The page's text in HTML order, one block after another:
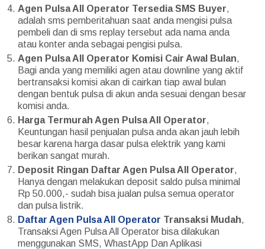
Agen Pulsa All Operator Tersedia SMS Buyer,
adalah sms pemberitahuan saat anda mengisi pulsa
pembeli dan di sms replay tersebut ada nama anda
atau konter anda sebagai pengisi pulsa.
Agen Pulsa All Operator Komisi Cair Awal Bulan,
Bagi anda yang memiliki agen atau downline yang aktif
bertransaksi komisi akan di cairkan tiap awal bulan
dengan bentuk pulsa di akun anda sesuai dengan besar
komisi anda.
Harga Termurah Agen Pulsa All Operator,
Keuntungan hasil penjualan pulsa anda akan jauh lebih
besar karena harga dasar pulsa elektrik yang kami
berikan sangat murah.
Deposit Ringan Daftar Agen Pulsa All Operator,
Hanya dengan melakukan deposit saldo pulsa minimal
Rp 50.000,- sudah bisa jualan pulsa semua operator
dan pulsa listrik.
Daftar Agen Pulsa All Operator Transaksi Mudah,
Transaksi Agen Pulsa All Operator bisa dilakukan
menggunakan SMS, WhastApp Dan Aplikasi